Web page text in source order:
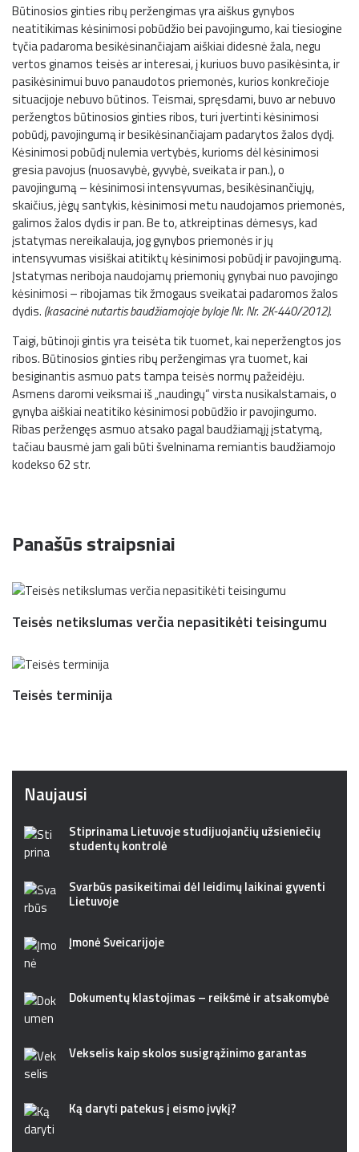
Būtinosios ginties ribų peržengimas yra aiškus gynybos
neatitikimas kėsinimosi pobūdžio bei pavojingumo, kai tiesiogine
tyčia padaroma besikėsinančiajam aiškiai didesnė žala, negu
vertos ginamos teisės ar interesai, į kuriuos buvo pasikėsinta, ir
pasikėsinimui buvo panaudotos priemonės, kurios konkrečioje
situacijoje nebuvo būtinos. Teismai, spręsdami, buvo ar nebuvo
peržengtos būtinosios ginties ribos, turi įvertinti kėsinimosi
pobūdį, pavojingumą ir besikėsinančiajam padarytos žalos dydį.
Kėsinimosi pobūdį nulemia vertybės, kurioms dėl kėsinimosi
gresia pavojus (nuosavybė, gyvybė, sveikata ir pan.), o
pavojingumą – kėsinimosi intensyvumas, besikėsinančiųjų,
skaičius, jėgų santykis, kėsinimosi metu naudojamos priemonės,
galimos žalos dydis ir pan. Be to, atkreiptinas dėmesys, kad
įstatymas nereikalauja, jog gynybos priemonės ir jų
intensyvumas visiškai atitiktų kėsinimosi pobūdį ir pavojingumą.
Įstatymas neriboja naudojamų priemonių gynybai nuo pavojingo
kėsinimosi – ribojamas tik žmogaus sveikatai padaromos žalos
dydis. (kasacinė nutartis baudžiamojoje byloje Nr. Nr. 2K-440/2012).
Taigi, būtinoji gintis yra teisėta tik tuomet, kai neperžengtos jos
ribos. Būtinosios ginties ribų peržengimas yra tuomet, kai
besiginantis asmuo pats tampa teisės normų pažeidėju.
Asmens daromi veiksmai iš „naudingų“ virsta nusikalstamais, o
gynyba aiškiai neatitiko kėsinimosi pobūdžio ir pavojingumo.
Ribas peržengęs asmuo atsako pagal baudžiamąjį įstatymą,
tačiau bausmė jam gali būti švelninama remiantis baudžiamojo
kodekso 62 str.
Panašūs straipsniai
Teisės netikslumas verčia nepasitikėti teisingumu
Teisės terminija
Naujausi
Stiprinama Lietuvoje studijuojančių užsieniečių
studentų kontrolė
Svarbūs pasikeitimai dėl leidimų laikinai gyventi
Lietuvoje
Įmonė Šveicarijoje
Dokumentų klastojimas – reikšmė ir atsakomybė
Vekselis kaip skolos susigrąžinimo garantas
Ką daryti patekus į eismo įvykį?